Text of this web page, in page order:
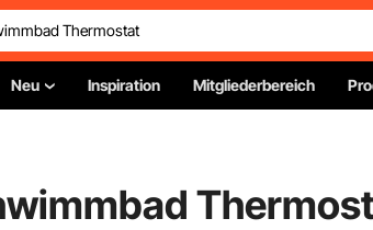
Neu Inspiration Mitgliederbereich